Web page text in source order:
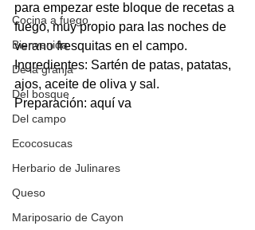
Cocina a fuego
Bienvenida
De la granja
Del bosque
Del campo
Ecocosucas
Herbario de Julinares
Queso
Mariposario de Cayon
para empezar este bloque de recetas a
fuego, muy propio para las noches de
verano fresquitas en el campo.
Ingredientes: Sartén de patas, patatas,
ajos, aceite de oliva y sal.
Preparación: aquí va